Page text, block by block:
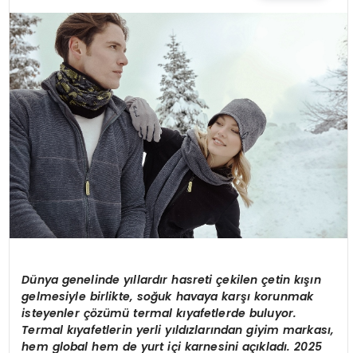
Dünya genelinde yıllardır hasreti çekilen çetin kışın
gelmesiyle birlikte, soğuk havaya karşı korunmak
isteyenler çözümütermal kıyafetlerde buluyor.
Termal kıyafetlerin yerli yıldızlarından giyim markası,
hem global hem de yurt içi karnesini açıkladı. 2025